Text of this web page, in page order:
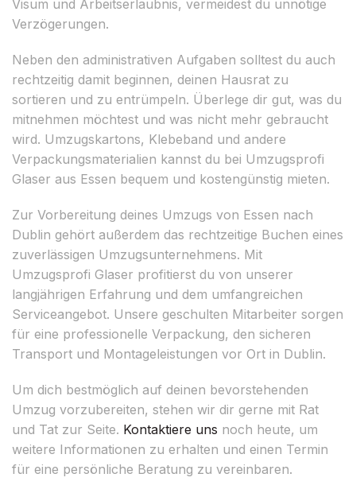
Visum und Arbeitserlaubnis, vermeidest du unnötige
Verzögerungen.
Neben den administrativen Aufgaben solltest du auch
rechtzeitig damit beginnen, deinen Hausrat zu
sortieren und zu entrümpeln. Überlege dir gut, was du
mitnehmen möchtest und was nicht mehr gebraucht
wird. Umzugskartons, Klebeband und andere
Verpackungsmaterialien kannst du bei Umzugsprofi
Glaser aus Essen bequem und kostengünstig mieten.
Zur Vorbereitung deines Umzugs von Essen nach
Dublin gehört außerdem das rechtzeitige Buchen eines
zuverlässigen Umzugsunternehmens. Mit
Umzugsprofi Glaser profitierst du von unserer
langjährigen Erfahrung und dem umfangreichen
Serviceangebot. Unsere geschulten Mitarbeiter sorgen
für eine professionelle Verpackung, den sicheren
Transport und Montageleistungen vor Ort in Dublin.
Um dich bestmöglich auf deinen bevorstehenden
Umzug vorzubereiten, stehen wir dir gerne mit Rat
und Tat zur Seite. Kontaktiere uns noch heute, um
weitere Informationen zu erhalten und einen Termin
für eine persönliche Beratung zu vereinbaren.